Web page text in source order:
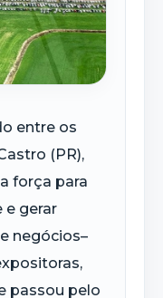
entre os
(PR),
força para
e gerar
negócios–
passou pelo